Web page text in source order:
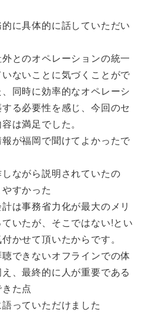
に具体的に話していただい
とのオペレーションの統一
ないことに気づくことがで
同時に効率的なオペレーシ
する必要性を感じ、今回のセ
は満足でした。
が福岡で聞けてよかったで
ながら説明されていたの
すかった
は事務省力化が最大のメリ
いたが、そこではない!とい
かせて頂いたからです。
できないオフラインでの体
、最終的に人が重要である
た点
っていただけました